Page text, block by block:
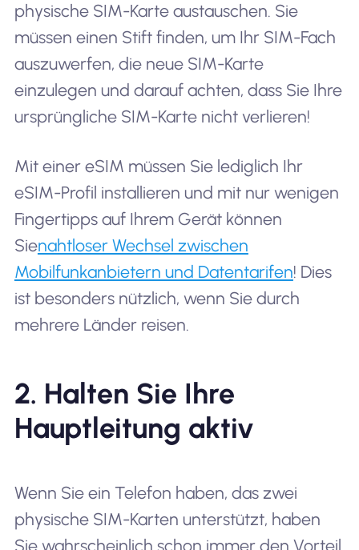
physische SIM-Karte austauschen. Sie
müssen einen Stift finden, um Ihr SIM-Fach
auszuwerfen, die neue SIM-Karte
einzulegen und darauf achten, dass Sie Ihre
ursprüngliche SIM-Karte nicht verlieren!
Mit einer eSIM müssen Sie lediglich Ihr
eSIM-Profil installieren und mit nur wenigen
Fingertipps auf Ihrem Gerät können
Sienahtloser Wechsel zwischen
Mobilfunkanbietern und Datentarifen! Dies
ist besonders nützlich, wenn Sie durch
mehrere Länder reisen.
2. Halten Sie Ihre
Hauptleitung aktiv
Wenn Sie ein Telefon haben, das zwei
physische SIM-Karten unterstützt, haben
Sie wahrscheinlich schon immer den Vorteil